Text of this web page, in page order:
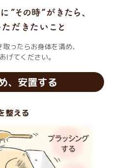
ったらお身体を清め、
げてください。
、安置する
整える